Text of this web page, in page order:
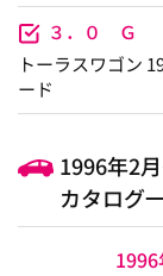
３．０ Ｇ
トーラスワゴン
ード
1996年2
カタログ